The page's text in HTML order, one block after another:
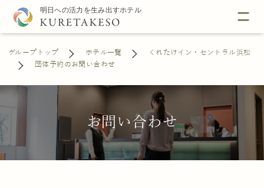
グループトップ ホテル一覧
くれたけイン・セントラル浜松
団体予約のお問い合わせ
お問い合わせ